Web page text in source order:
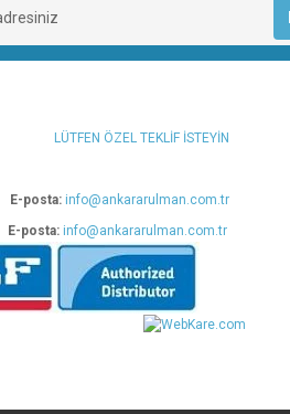
LÜTFEN ÖZEL TEKLİF İSTEYİN
E-posta: info@ankararulman.com.tr
E-posta: info@ankararulman.com.tr